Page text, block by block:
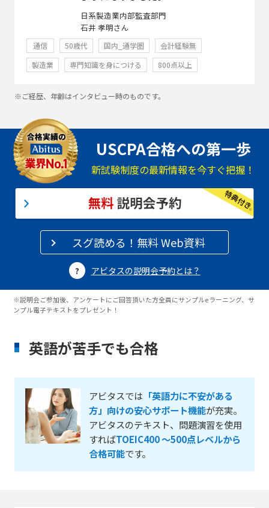
日系製造業内部監査部門
石井 孝明さん
通信 50歳代 国内_通学圏
会計経験無
製造業
専門知識を身につける 800点以上
※ご経歴、年齢はインタビュー時のものです。
USCPA合格への第一歩
新試験制度の最新情報を今すぐ把握！
スグ読める！無料 Web資料
アビタスの説明会予約とは？
※説明会ご参加後、アンケートにご回答頂いた方全員にサンプルeラーニング、サ
ンプル電子テキストをプレゼント！
英語が苦手でも合格
アビタスでは 「英語力に不安がある
方」向けの安心サポート機能が充実。
アビタスのテキスト、問題演習を使用
すればTOEIC400 ～500点レベルから
合格可能です。